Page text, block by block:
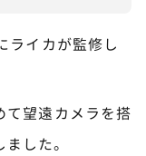
ライカが監修し
て望遠カメラを搭
ました。